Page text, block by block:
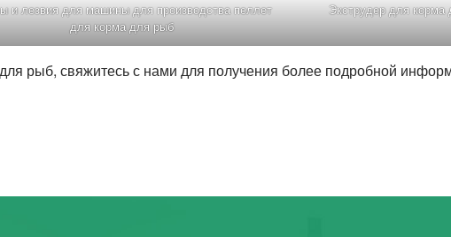
и лезвия для машины для производства пеллет
для корма для рыб
Экструдер для
рыб, свяжитесь с нами для получения более подробной